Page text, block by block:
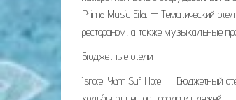
Prima Music Eilat — Тематический
рестораном, а также музыкальные
Бюджетные отели
Isrotel Yam Suf Hotel — Бюджетный